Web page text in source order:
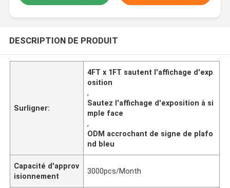
DESCRIPTION DE PRODUIT
Surligner:
4FT x 1FT sautent l'affichage d'exp
osition
,
Sautez l'affichage d'exposition à si
mple face
,
ODM accrochant de signe de plafo
nd bleu
Capacité d'approv
isionnement
3000pcs/Month